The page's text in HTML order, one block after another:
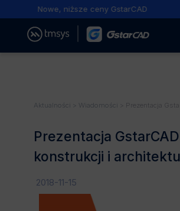
Nowe, niższe ceny GstarCAD
Aktualności Wiadomości > Prezentacja
Prezentacja
konstrukcji i
2018-11-15